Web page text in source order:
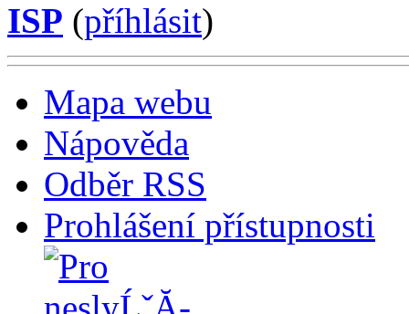
ISP (příhlásit)
Mapa webu
Nápověda
Odběr RSS
Prohlášení přístupnosti